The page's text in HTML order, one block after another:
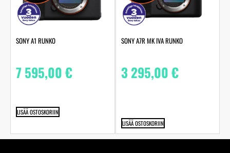
SONY A1 RUNKO
7 595,00€
LISÄÄ OSTOSKORIIN
SONY A7R MK IVA RUNKO
3 295,00€
LISÄÄ OSTOSKORIIN